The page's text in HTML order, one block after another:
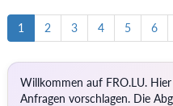
1 2 3 4 5 6
Willkommen auf FRO.LU.
Anfragen vorschlagen. Die